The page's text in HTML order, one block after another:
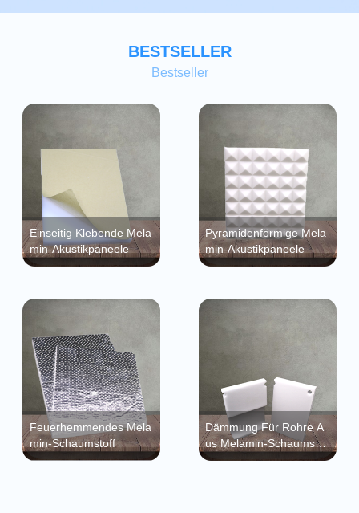
BESTSELLER
Bestseller
Einseitig Klebende Mela
Min-Akustikpaneele
Pyramidenförmige Mela
Min-Akustikpaneele
Feuerhemmendes Mela
Min-Schaumstoff
Dämmung Für Rohre A
Us Melamin-Schaumstof
F